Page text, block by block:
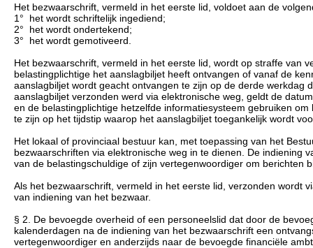
Het bezwaarschrift, vermeld in het eerste lid, voldoet aan de
1° het wordt schriftelijk ingediend;
2° het wordt ondertekend;
3° het wordt gemotiveerd.
Het bezwaarschrift, vermeld in het eerste lid, wordt op straffe van
belastingplichtige het aanslagbiljet heeft ontvangen of vanaf de
aanslagbiljet wordt geacht ontvangen te zijn op de derde werkdag
aanslagbiljet verzonden werd via elektronische weg, geldt de
en de belastingplichtige hetzelfde informatiesysteem gebruiken
te zijn op het tijdstip waarop het aanslagbiljet toegankelijk wordt
Het lokaal of provinciaal bestuur kan, met toepassing van het
bezwaarschriften via elektronische weg in te dienen. De indiening
van de belastingschuldige of zijn vertegenwoordiger om berichten
Als het bezwaarschrift, vermeld in het eerste lid, verzonden wordt
van indiening van het bezwaar.
§ 2. De bevoegde overheid of een personeelslid dat door de
kalenderdagen na de indiening van het bezwaarschrift een
vertegenwoordiger en anderzijds naar de bevoegde financiële